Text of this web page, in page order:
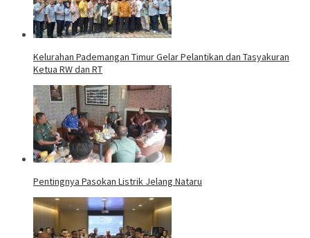
Kelurahan Pademangan Timur Gelar Pelantikan dan Tasyakuran
Ketua RW dan RT
Pentingnya Pasokan Listrik Jelang Nataru